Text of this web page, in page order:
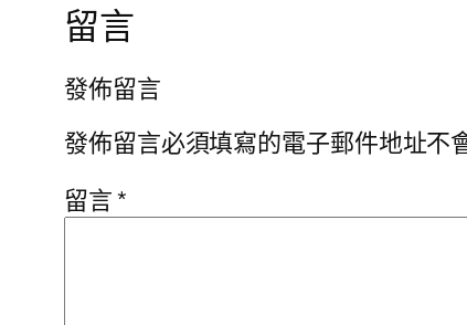
留言
發佈留言
發佈留言必須填寫的電子郵件地址不
留言*